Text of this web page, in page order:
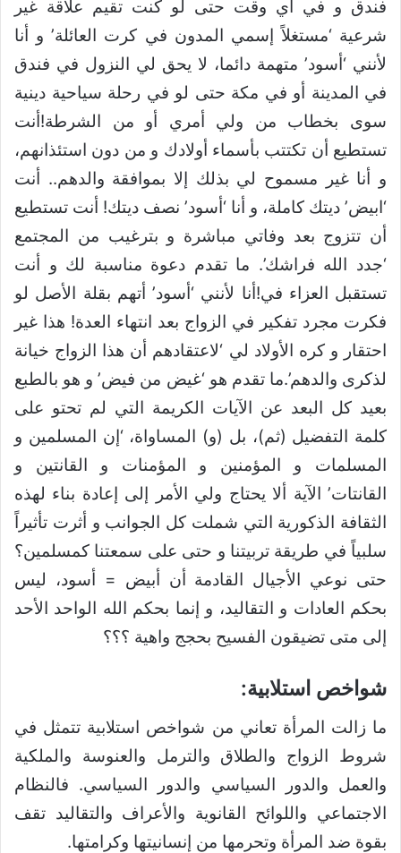
فندق و في أي وقت حتى لو كنت تقيم علاقة غير
شرعية ‘مستغلاً إسمي المدون في كرت العائلة’ و أنا
لأنني ‘أسود’ متهمة دائما، لا يحق لي النزول في فندق
في المدينة أو في مكة حتى لو في رحلة سياحية دينية
سوى بخطاب من ولي أمري أو من الشرطة!أنت
تستطيع أن تكتتب بأسماء أولادك و من دون استئذانهم،
و أنا غير مسموح لي بذلك إلا بموافقة والدهم.. أنت
‘ابيض’ ديتك كاملة، و أنا ‘أسود’ نصف ديتك! أنت تستطيع
أن تتزوج بعد وفاتي مباشرة و بترغيب من المجتمع
‘جدد الله فراشك’. ما تقدم دعوة مناسبة لك و أنت
تستقبل العزاء في!أنا لأنني ‘أسود’ أتهم بقلة الأصل لو
فكرت مجرد تفكير في الزواج بعد انتهاء العدة! هذا غير
احتقار و كره الأولاد لي ‘لاعتقادهم أن هذا الزواج خيانة
لذكرى والدهم’.ما تقدم هو ‘غيض من فيض’ و هو بالطبع
بعيد كل البعد عن الآيات الكريمة التي لم تحتو على
كلمة التفضيل (ثم)، بل (و) المساواة، ‘إن المسلمين و
المسلمات و المؤمنين و المؤمنات و القانتين و
القانتات’ الآية ألا يحتاج ولي الأمر إلى إعادة بناء لهذه
الثقافة الذكورية التي شملت كل الجوانب و أثرت تأثيراً
سلبياً في طريقة تربيتنا و حتى على سمعتنا كمسلمين؟
حتى نوعي الأجيال القادمة أن أبيض = أسود، ليس
بحكم العادات و التقاليد، و إنما بحكم الله الواحد الأحد
إلى متى تضيقون الفسيح بحجج واهية ؟؟؟
شواخص استلابية:
ما زالت المرأة تعاني من شواخص استلابية تتمثل في
شروط الزواج والطلاق والترمل والعنوسة والملكية
والعمل والدور السياسي والدور السياسي. فالنظام
الاجتماعي واللوائح القانوية والأعراف والتقاليد تقف
بقوة ضد المرأة وتحرمها من إنسانيتها وكرامتها.